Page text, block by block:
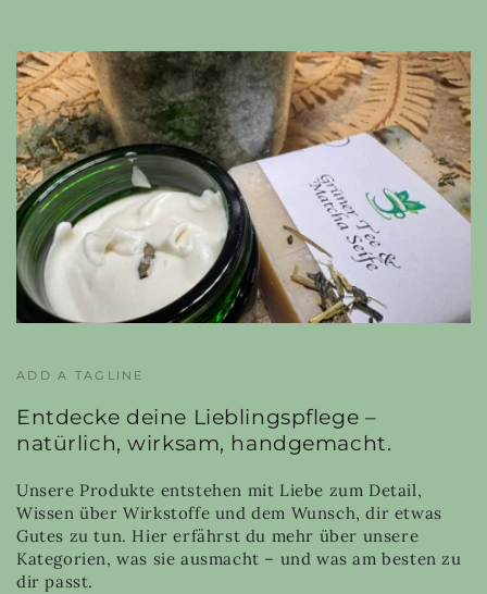
ADD A TAGLINE
Entdecke deine Lieblingspflege –
natürlich, wirksam, handgemacht.
Unsere Produkte entstehen mit Liebe zum Detail,
Wissen über Wirkstoffe und dem Wunsch, dir etwas
Gutes zu tun. Hier erfährst du mehr über unsere
Kategorien, was sie ausmacht – und was am besten zu
dir passt.